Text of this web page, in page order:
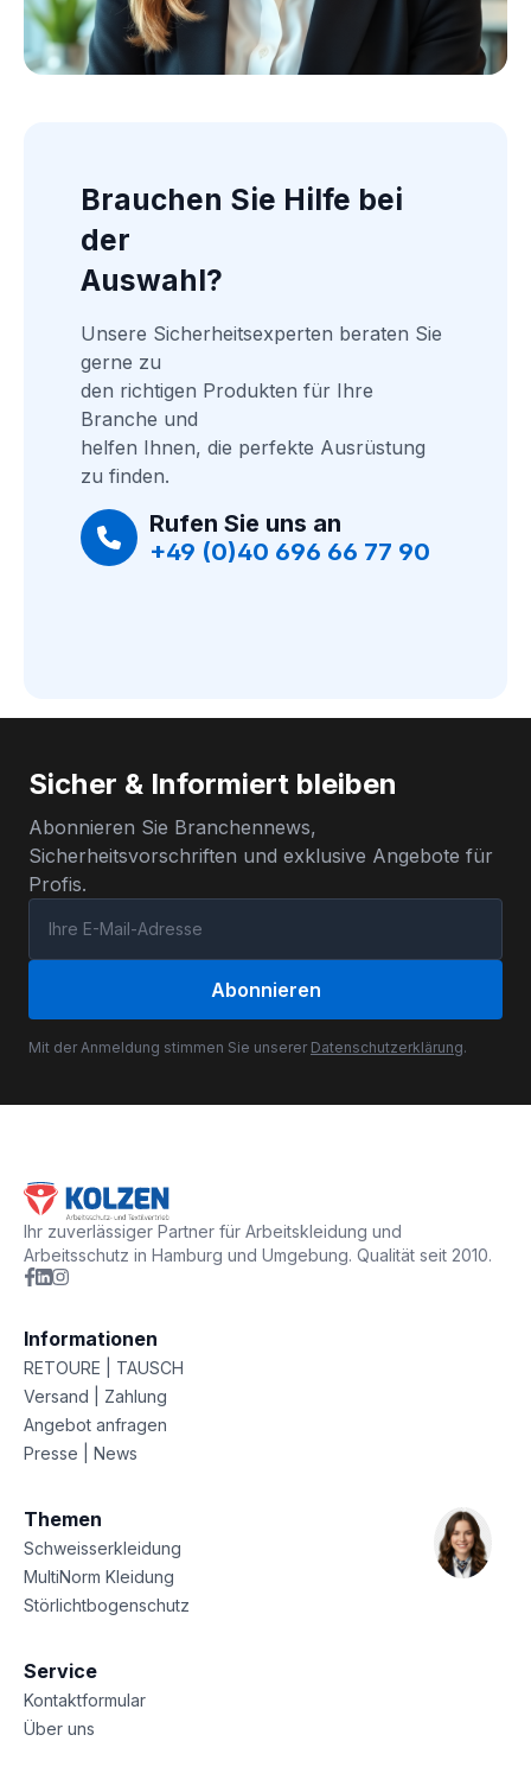
Brauchen Sie Hilfe bei
der
Auswahl?
Unsere Sicherheitsexperten beraten Sie
gerne zu
den richtigen Produkten für Ihre
Branche und
helfen Ihnen, die perfekte Ausrüstung
zu finden.
Rufen Sie uns an
+49 (0)40 696 66 77 90
Sicher & Informiert bleiben
Abonnieren Sie Branchennews,
Sicherheitsvorschriften und exklusive Angebote für
Profis.
Abonnieren
Mit der Anmeldung stimmen Sie unserer Datenschutzerklärung.
Ihr zuverlässiger Partner für Arbeitskleidung und
Arbeitsschutz in Hamburg und Umgebung. Qualität seit 2010.
Informationen
RETOURE | TAUSCH
Versand | Zahlung
Angebot anfragen
Presse | News
Themen
Schweisserkleidung
MultiNorm Kleidung
Störlichtbogenschutz
Service
Kontaktformular
Über uns